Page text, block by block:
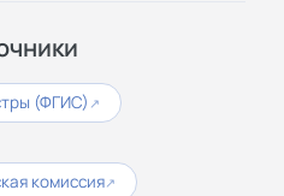
(ФГИС) ↗
комиссия↗